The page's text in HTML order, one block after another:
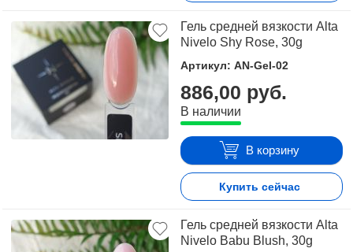
Гель средней вязкости Alta
Nivelo Shy Rose, 30g
Артикул: AN-Gel-02
886,00 руб.
В наличии
В корзину
Купить сейчас
Гель средней вязкости Alta
Nivelo Babu Blush, 30g